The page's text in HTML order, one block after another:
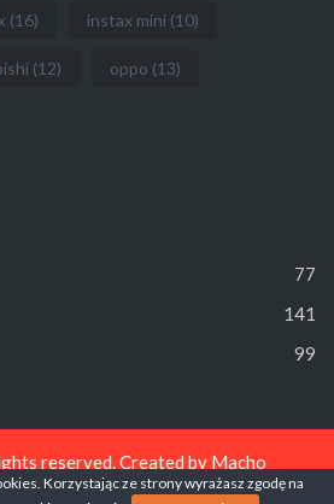
(16) instax mini (10)
(12) oppo (13)
77
141
99
reserved. Created by Macho
Korzystając ze strony wyrażasz zgodę na